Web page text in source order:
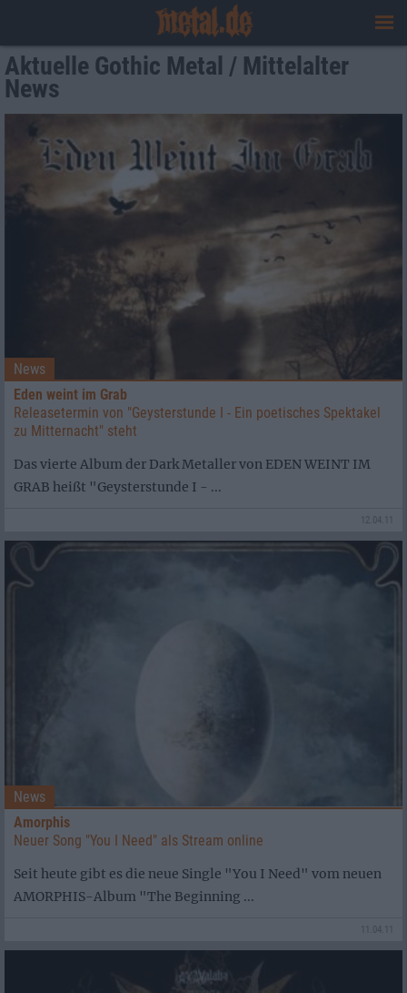
Aktuelle Gothic Metal / Mittelalter
News
News
Eden weint im Grab
Releasetermin von "Geysterstunde I - Ein poetisches Spektakel
zu Mitternacht" steht
Das vierte Album der Dark Metaller von EDEN WEINT IM
GRAB heißt "Geysterstunde I - ...
12.04.11
News
Amorphis
Neuer Song "You I Need" als Stream online
Seit heute gibt es die neue Single "You I Need" vom neuen
AMORPHIS-Album "The Beginning ...
11.04.11